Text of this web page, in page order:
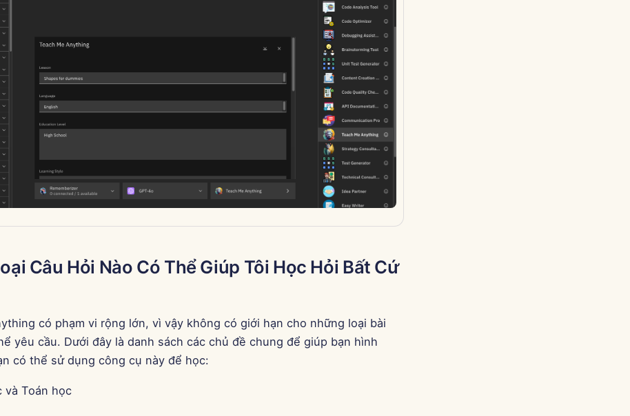
Câu Hỏi Nào Có Thể Giúp Tôi Học Hỏi Bất Cứ
có phạm vi rộng lớn, vì vậy không có giới hạn cho những loại bài
yêu cầu. Dưới đây là danh sách các chủ đề chung để giúp bạn hình
có thể sử dụng công cụ này để học:
và Toán học